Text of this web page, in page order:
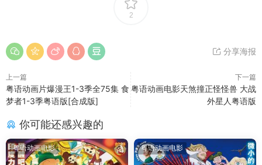
2
分享海报
上一篇
粤语动画片爆漫王1-3季全75集 食
梦者1-3季粤语版[合成版]
下一篇
粤语动画电影天煞撞正怪怪兽 大战
外星人粤语版
你可能还感兴趣的
粤语动画电影 粤语动画电影